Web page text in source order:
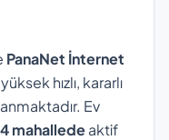
PanaNet İnternet
hızlı, kararlı
Ev
mahalledeaktif